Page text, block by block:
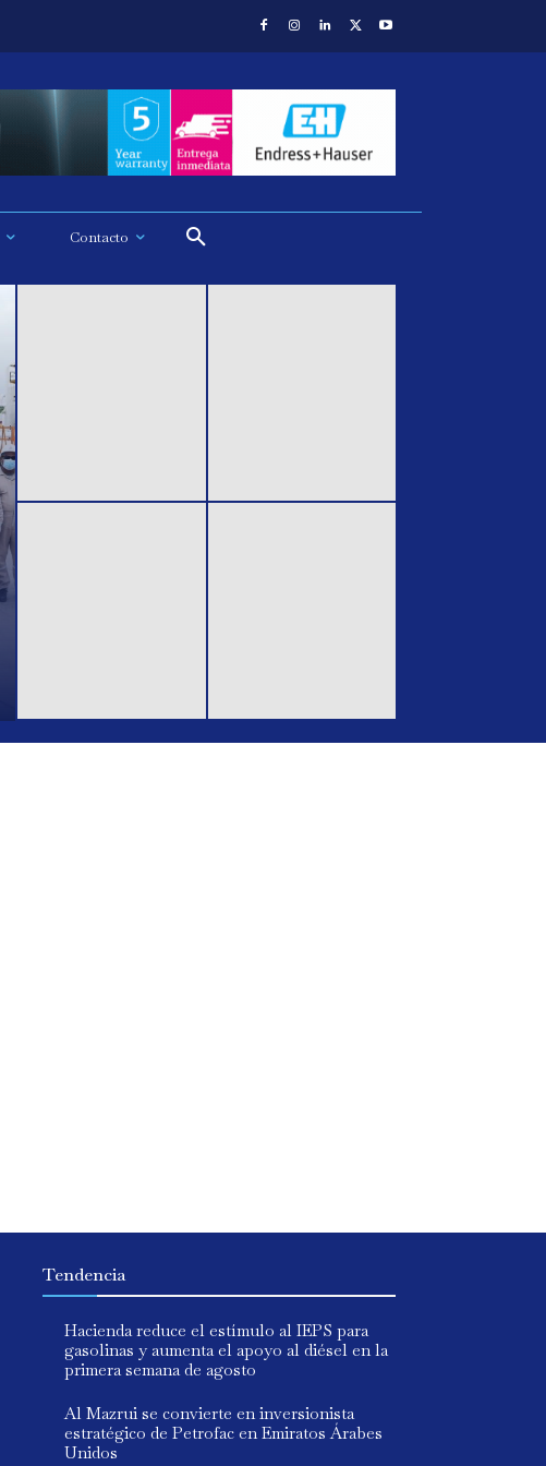
Contacto
Tendencia
Hacienda reduce el estímulo al IEPS para
gasolinas y aumenta el apoyo al diésel en la
primera semana de agosto
Al Mazrui se convierte en inversionista
estratégico de Petrofac en Emiratos Árabes
Unidos